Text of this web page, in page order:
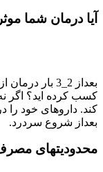
آیا درمان شما
بعداز 2_3 بار
کسب کرده اید؟ اگر
کند. داروهای خود را
بعداز شروع سردرد.
محدودیتهای